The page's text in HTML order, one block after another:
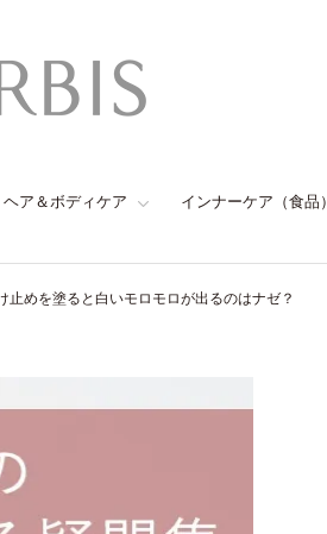
ヘア＆ボディケア インナーケア（食品）
止めを塗ると白いモロモロが出るのはナゼ？